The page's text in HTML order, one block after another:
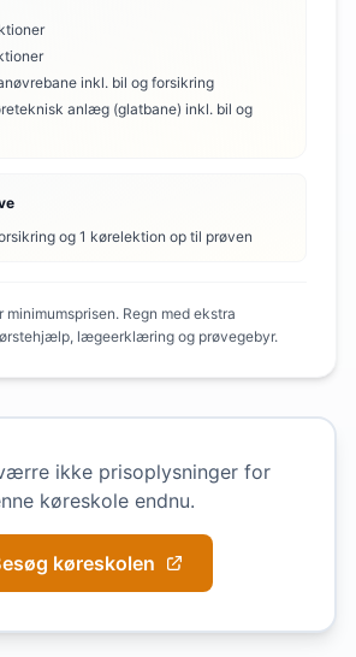
inkl. bil og forsikring
anlæg (glatbane) inkl. bil og
og 1 kørelektion op til prøven
minimumsprisen. Regn med ekstra
lægeerklæring og prøvegebyr.
ikke prisoplysninger for
køreskole endnu.
køreskolen